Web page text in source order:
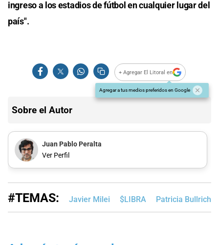
ingreso a los estadios de fútbol en cualquier lugar del
país".
+ Agregar El Litoral en
Agregar a tus medios preferidos en Google
Sobre el Autor
Juan Pablo Peralta
Ver Perfil
#TEMAS: Javier Milei $LIBRA Patricia Bullrich